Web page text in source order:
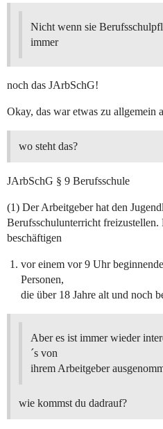
Nicht wenn sie
immer
noch das JArbSchG!
Okay, das war etwas zu allgemein
wo steht das?
JArbSchG § 9 Berufsschule
(1) Der Arbeitgeber hat den
Berufsschulunterricht
beschäftigen
vor einem vor 9 Uhr
Personen,
die über 18 Jahre alt und noch
Aber es ist immer wieder
´s von
ihrem Arbeitgeber
wie kommst du dadrauf?